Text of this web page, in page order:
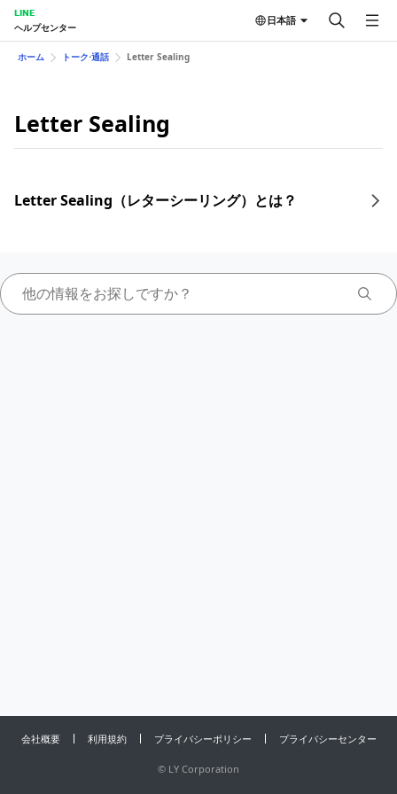
LINE
ヘルプセンター
日本語
ホーム トーク⋅通話 Letter Sealing
Letter Sealing
Letter Sealing（レターシーリング）とは？
会社概要 利用規約 プライバシーポリシー プライバシーセンター
© LY Corporation